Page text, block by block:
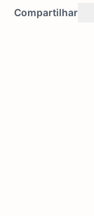
Compartilhar